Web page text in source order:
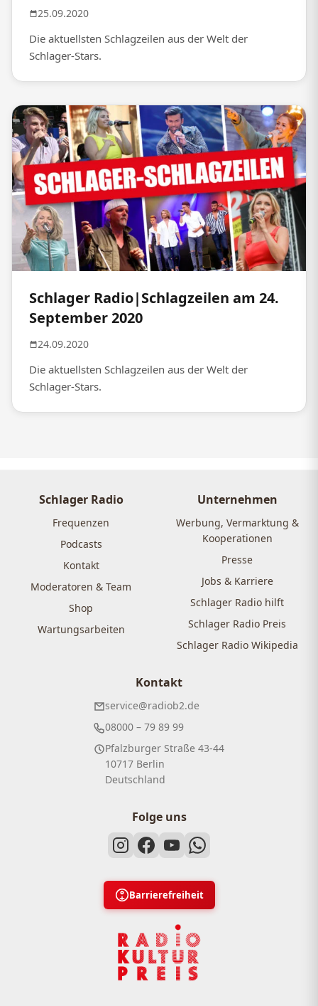
25.09.2020
Die aktuellsten Schlagzeilen aus der Welt der
Schlager-Stars.
Schlager Radio|Schlagzeilen am 24.
September 2020
24.09.2020
Die aktuellsten Schlagzeilen aus der Welt der
Schlager-Stars.
Schlager Radio
Frequenzen
Podcasts
Kontakt
Moderatoren & Team
Shop
Wartungsarbeiten
Unternehmen
Werbung, Vermarktung &
Kooperationen
Presse
Jobs & Karriere
Schlager Radio hilft
Schlager Radio Preis
Schlager Radio Wikipedia
Kontakt
service@radiob2.de
08000 – 79 89 99
Pfalzburger Straße 43-44
10717 Berlin
Deutschland
Folge uns
Barrierefreiheit